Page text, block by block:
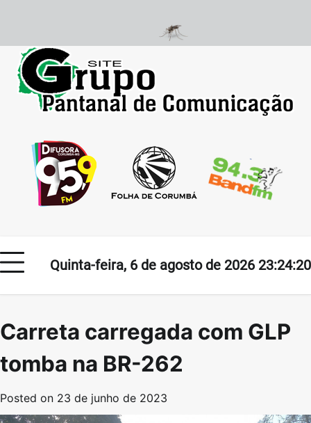
content
Quinta-feira, 6 de agosto de 2026 23:24:20
Carreta carregada com GLP
tomba na BR-262
Posted on 23 de junho de 2023